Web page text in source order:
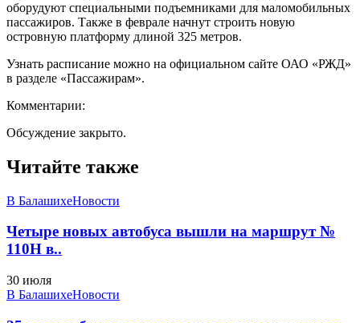
оборудуют специальными подъемниками для маломобильных
пассажиров. Также в феврале начнут строить новую
островную платформу длиной 325 метров.
Узнать расписание можно на официальном сайте ОАО «РЖД»
в разделе «Пассажирам».
Комментарии:
Обсуждение закрыто.
Читайте также
В БалашихеНовости
Четыре новых автобуса вышли на маршрут №
110Н в..
30 июля
В БалашихеНовости